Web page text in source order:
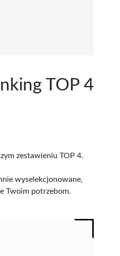
TOP 4
zestawieniu TOP 4.
wyselekcjonowane,
Twoim potrzebom.